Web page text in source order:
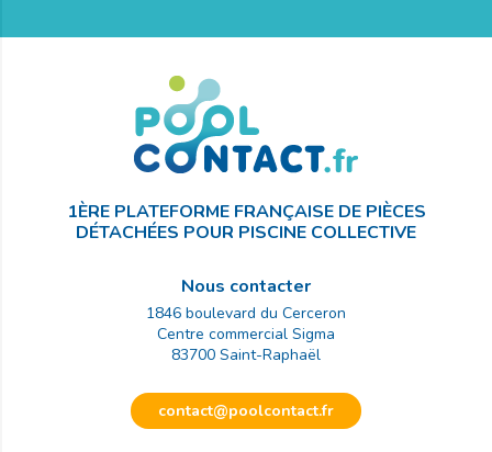
1ÈRE PLATEFORME FRANÇAISE DE PIÈCES
DÉTACHÉES POUR PISCINE COLLECTIVE
Nous contacter
1846 boulevard du Cerceron
Centre commercial Sigma
83700 Saint-Raphaël
contact@poolcontact.fr